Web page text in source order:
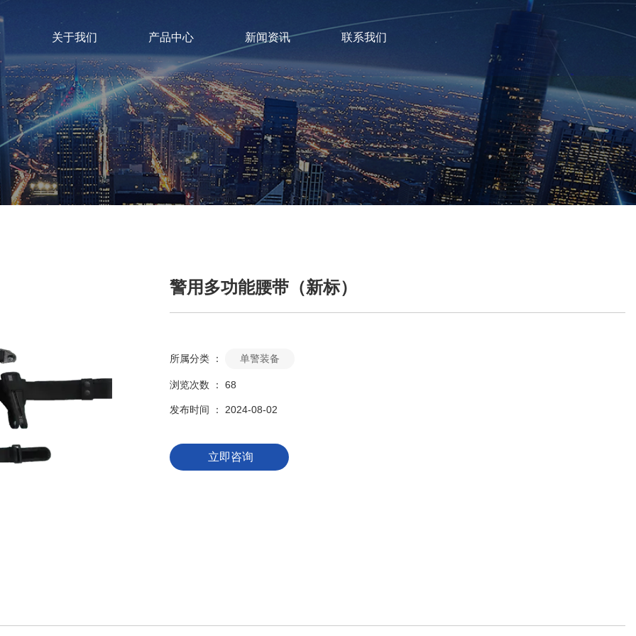
关于我们 产品中心 新闻资讯 联系我们
警用多功能腰带（新标）
所属分类 ： 单警装备
浏览次数 ： 68
发布时间 ： 2024-08-02
立即咨询